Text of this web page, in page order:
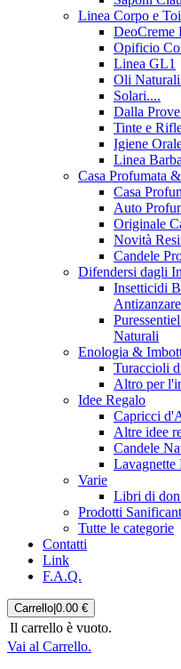
Linea Corpo e
DeoCreme
Opificio
Linea GL1
Oli
Solari....
Dalla
Tinte e
Igiene
Linea
Casa Profumata
Casa
Auto
Originale
Novità
Candele
Difendersi dagli
Insetticidi
Antizanzare
Naturali
Enologia &
Turaccioli
Altro per
Idee Regalo
Capricci
Altre idee
Candele
Lavagnette
Varie
Libri di don
Prodotti
Tutte le categorie
Contatti
Link
F.A.Q.
Carrello 0.00 €
Il carrello è vuoto.
Vai al Carrello.